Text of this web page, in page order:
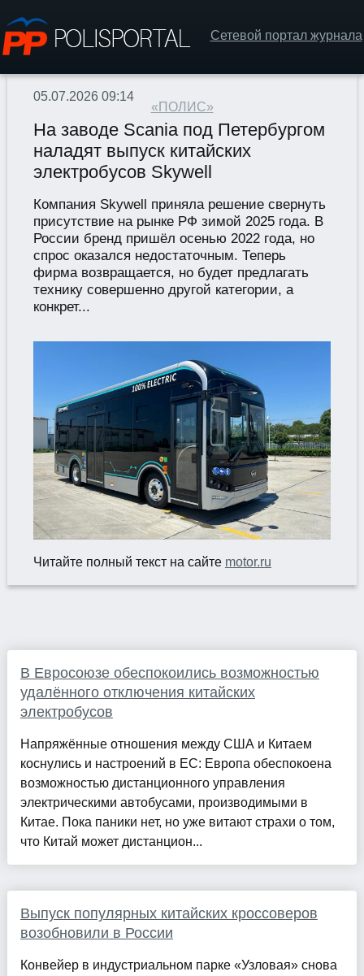
Сетевой портал журнала
«ПОЛИС»
05.07.2026 09:14
На заводе Scania под Петербургом
наладят выпуск китайских
электробусов Skywell
Компания Skywell приняла решение свернуть
присутствие на рынке РФ зимой 2025 года. В
России бренд пришёл осенью 2022 года, но
спрос оказался недостаточным. Теперь
фирма возвращается, но будет предлагать
технику совершенно другой категории, а
конкрет...
Читайте полный текст на сайте motor.ru
В Евросоюзе обеспокоились возможностью
удалённого отключения китайских
электробусов
Напряжённые отношения между США и Китаем
коснулись и настроений в ЕС: Европа обеспокоена
возможностью дистанционного управления
электрическими автобусами, производимыми в
Китае. Пока паники нет, но уже витают страхи о том,
что Китай может дистанцион...
Выпуск популярных китайских кроссоверов
возобновили в России
Конвейер в индустриальном парке «Узловая» снова